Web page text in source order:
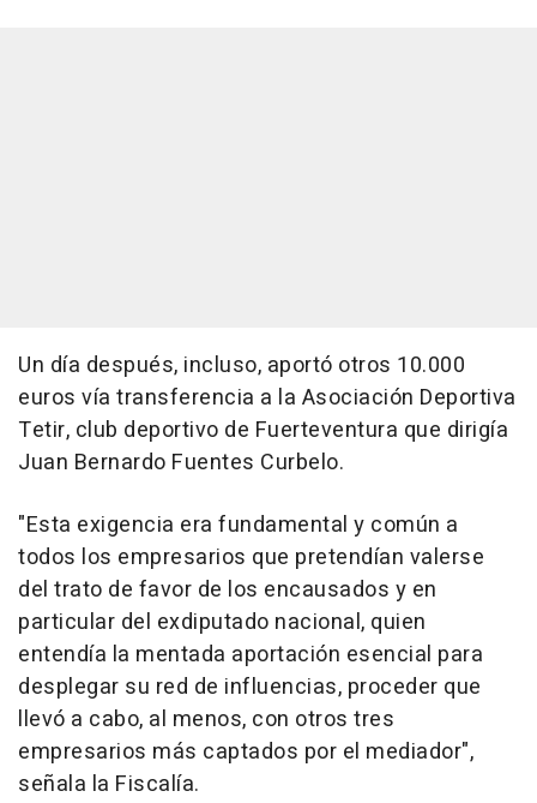
Un día después, incluso, aportó otros 10.000
euros vía transferencia a la Asociación Deportiva
Tetir, club deportivo de Fuerteventura que dirigía
Juan Bernardo Fuentes Curbelo.
"Esta exigencia era fundamental y común a
todos los empresarios que pretendían valerse
del trato de favor de los encausados y en
particular del exdiputado nacional, quien
entendía la mentada aportación esencial para
desplegar su red de influencias, proceder que
llevó a cabo, al menos, con otros tres
empresarios más captados por el mediador",
señala la Fiscalía.